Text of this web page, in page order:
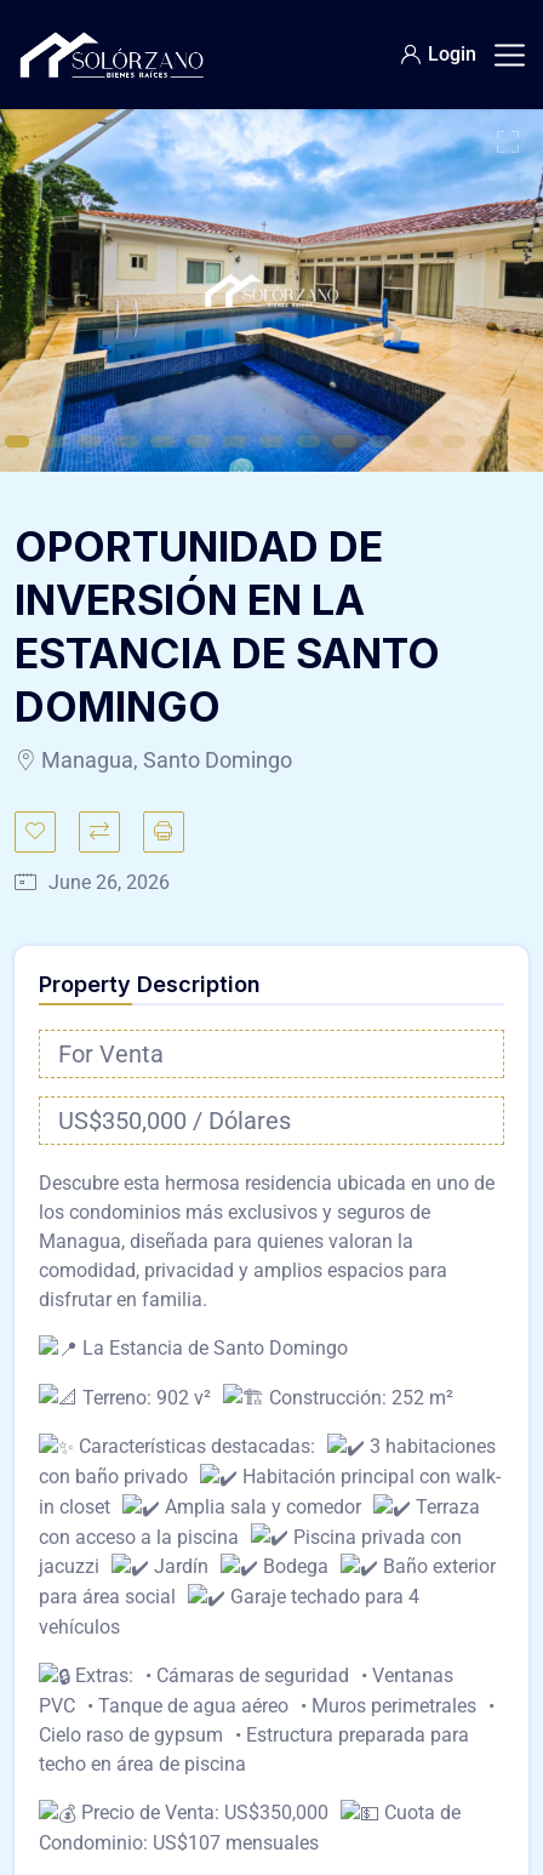
Login
OPORTUNIDAD DE
INVERSIÓN EN LA
ESTANCIA DE SANTO
DOMINGO
Managua, Santo Domingo
June 26, 2026
Property Description
For Venta
US$350,000 / Dólares
Descubre esta hermosa residencia ubicada en uno de
los condominios más exclusivos y seguros de
Managua, diseñada para quienes valoran la
comodidad, privacidad y amplios espacios para
disfrutar en familia.
La Estancia de Santo Domingo
Terreno: 902 v² Construcción: 252 m²
Características destacadas:
3 habitaciones
con baño privado
Habitación principal con walk-
in closet
Amplia sala y comedor
Terraza
con acceso a la piscina
Piscina privada con
jacuzzi
Jardín Bodega
Baño exterior
para área social
Garaje techado para 4
vehículos
Extras: • Cámaras de seguridad • Ventanas
PVC • Tanque de agua aéreo • Muros perimetrales •
Cielo raso de gypsum • Estructura preparada para
techo en área de piscina
Precio de Venta: US$350,000
Cuota de
Condominio: US$107 mensuales